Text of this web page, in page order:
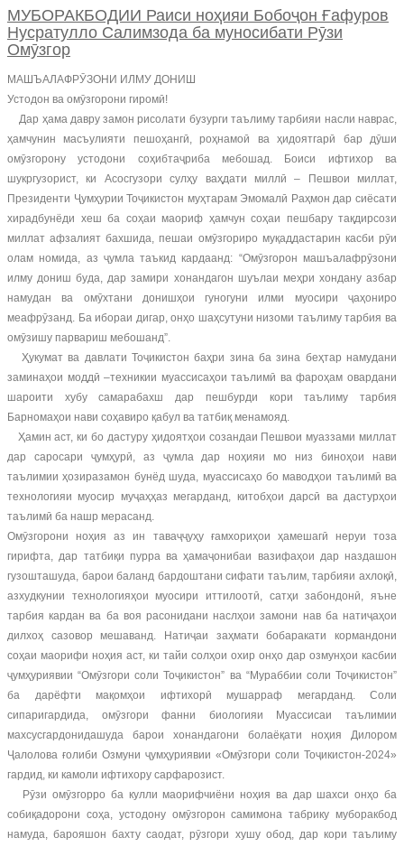
МУБОРАКБОДИИ Раиси ноҳияи Бобоҷон Ғафуров
Нусратулло Салимзода ба муносибати Рӯзи
Омӯзгор
МАШЪАЛАФРӮЗОНИ ИЛМУ ДОНИШ
Устодон ва омӯзгорони гиромӣ!
Дар ҳама давру замон рисолати бузурги таълиму тарбияи насли наврас,
ҳамчунин масъулияти пешоҳангӣ, роҳнамоӣ ва ҳидоятгарӣ бар дӯши
омӯзгорону устодони соҳибтаҷриба мебошад. Боиси ифтихор ва
шукргузорист, ки Асосгузори сулҳу ваҳдати миллӣ – Пешвои миллат,
Президенти Ҷумҳурии Тоҷикистон муҳтарам Эмомалӣ Раҳмон дар сиёсати
хирадбунёди хеш ба соҳаи маориф ҳамчун соҳаи пешбару тақдирсози
миллат афзалият бахшида, пешаи омӯзгориро муқаддастарин касби рӯи
олам номида, аз ҷумла таъкид кардаанд: “Омӯзгорон машъалафрӯзони
илму дониш буда, дар замири хонандагон шуълаи меҳри хондану азбар
намудан ва омӯхтани донишҳои гуногуни илми муосири ҷаҳониро
меафрӯзанд. Ба ибораи дигар, онҳо шаҳсутуни низоми таълиму тарбия ва
омӯзишу парвариш мебошанд”.
Ҳукумат ва давлати Тоҷикистон баҳри зина ба зина беҳтар намудани
заминаҳои моддӣ –техникии муассисаҳои таълимӣ ва фароҳам овардани
шароити хубу самарабахш дар пешбурди кори таълиму тарбия
Барномаҳои нави соҳавиро қабул ва татбиқ менамояд.
Ҳамин аст, ки бо дастуру ҳидоятҳои созандаи Пешвои муаззами миллат
дар саросари ҷумҳурӣ, аз ҷумла дар ноҳияи мо низ биноҳои нави
таълимии ҳозиразамон бунёд шуда, муассисаҳо бо маводҳои таълимӣ ва
технологияи муосир муҷаҳҳаз мегарданд, китобҳои дарсӣ ва дастурҳои
таълимӣ ба нашр мерасанд.
Омӯзгорони ноҳия аз ин таваҷҷуҳу ғамхориҳои ҳамешагӣ неруи тоза
гирифта, дар татбиқи пурра ва ҳамаҷонибаи вазифаҳои дар наздашон
гузошташуда, барои баланд бардоштани сифати таълим, тарбияи ахлоқӣ,
азхудкунии технологияҳои муосири иттилоотӣ, сатҳи забондонӣ, яъне
тарбия кардан ва ба воя расонидани наслҳои замони нав ба натиҷаҳои
дилхоҳ сазовор мешаванд. Натиҷаи заҳмати бобаракати кормандони
соҳаи маорифи ноҳия аст, ки тайи солҳои охир онҳо дар озмунҳои касбии
ҷумҳуриявии “Омӯзгори соли Тоҷикистон” ва “Мураббии соли Тоҷикистон”
ба дарёфти мақомҳои ифтихорӣ мушарраф мегарданд. Соли
сипаригардида, омӯзгори фанни биологияи Муассисаи таълимии
махсусгардонидашуда барои хонандагони болаёқати ноҳия Дилором
Ҷалолова ғолиби Озмуни ҷумҳуриявии «Омӯзгори соли Тоҷикистон-2024»
гардид, ки камоли ифтихору сарфарозист.
Рӯзи омӯзгорро ба кулли маорифчиёни ноҳия ва дар шахси онҳо ба
собиқадорони соҳа, устодону омӯзгорон самимона табрику муборакбод
намуда, барояшон бахту саодат, рӯзгори хушу обод, дар кори таълиму